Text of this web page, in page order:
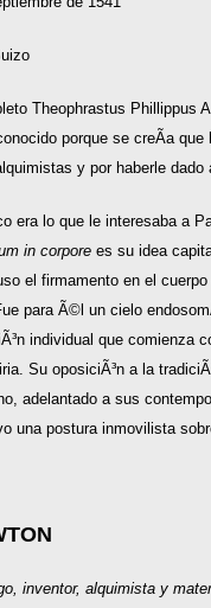
Theophrastus Phillippus
porque se creÃ­a
y por haberle dado
era lo que le interesaba a
in corporees su idea
el firmamento en el
para Ã©l un cielo
individual que comienza
Su oposiciÃ³n a la
adelantado a sus
una postura inmovilista
inventor, alquimista y